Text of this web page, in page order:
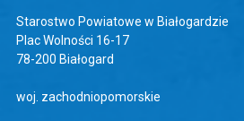
Starostwo Powiatowe w Białogardzie
Plac Wolności 16-17
78-200 Białogard
woj. zachodniopomorskie